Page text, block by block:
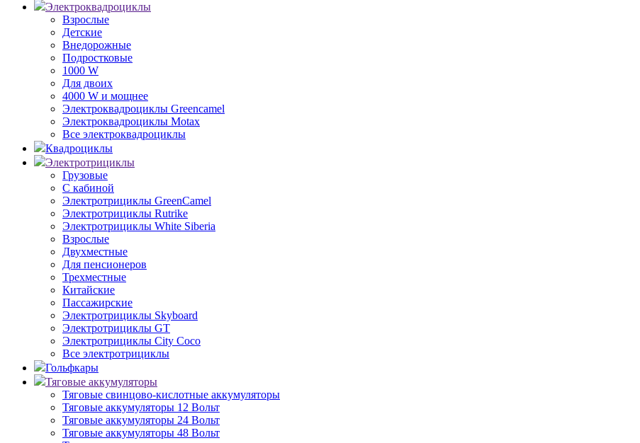
Электроквадроциклы
Взрослые
Детские
Внедорожные
Подростковые
1000 W
Для двоих
4000 W и мощнее
Электроквадроциклы Greencamel
Электроквадроциклы Motax
Все электроквадроциклы
Квадроциклы
Электротрициклы
Грузовые
С кабиной
Электротрициклы GreenCamel
Электротрициклы Rutrike
Электротрициклы White Siberia
Взрослые
Двухместные
Для пенсионеров
Трехместные
Китайские
Пассажирские
Электротрициклы Skyboard
Электротрициклы GT
Электротрициклы City Coco
Все электротрициклы
Гольфкары
Тяговые аккумуляторы
Тяговые свинцово-кислотные аккумуляторы
Тяговые аккумуляторы 12 Вольт
Тяговые аккумуляторы 24 Вольт
Тяговые аккумуляторы 48 Вольт